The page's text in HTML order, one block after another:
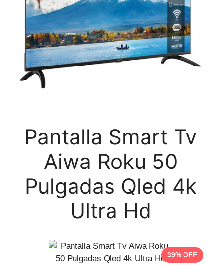
Pantalla Smart Tv
Aiwa Roku 50
Pulgadas Qled 4k
Ultra Hd
39% OFF